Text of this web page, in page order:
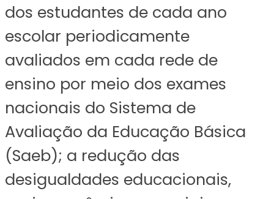
dos estudantes de cada ano
escolar periodicamente
avaliados em cada rede de
ensino por meio dos exames
nacionais do Sistema de
Avaliação da Educação Básica
(Saeb); a redução das
desigualdades educacionais,